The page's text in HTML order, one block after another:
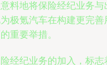
料地将保险经纪业务
极氪汽车在构建更完
重要举措。
经纪业务的加入，标